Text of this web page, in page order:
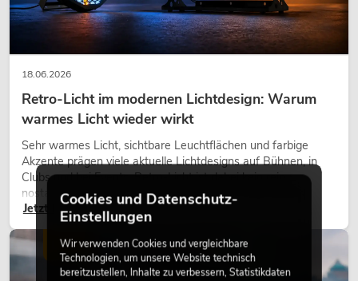
18.06.2026
Retro-Licht im modernen Lichtdesign: Warum
warmes Licht wieder wirkt
Sehr warmes Licht, sichtbare Leuchtflächen und farbige
Akzente prägen viele aktuelle Lichtdesigns auf Bühnen, in
Clubs und bei Events. Retro-Licht ist dabei kein rein
nostalgischer Effekt, sondern ein bewusst eingesetztes
Gestaltungsmittel: Es schafft Atmosphäre, gibt Szenen
Charakter und kann technische LED-Setups emotionaler
wirken lassen.
Jetzt lesen
LICHT
Cookies und Datenschutz-
Einstellungen
Wir verwenden Cookies und vergleichbare
Technologien, um unsere Website technisch
bereitzustellen, Inhalte zu verbessern, Statistikdaten